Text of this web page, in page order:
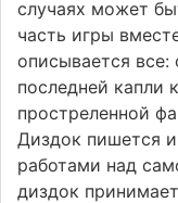
случаях может
часть игры
описывается все:
последней капли
простреленной
Диздок пишется
работами над
диздок